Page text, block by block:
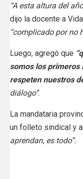
“A esta altura del
dijo la docente a
“complicado por no
Luego, agregó que
somos los primeros
respeten nuestros
diálogo”.
La mandataria
un folleto sindical y
aprendan, es todo”.